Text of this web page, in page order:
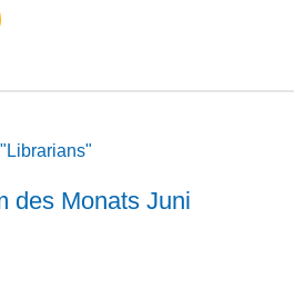
des Monats Juni